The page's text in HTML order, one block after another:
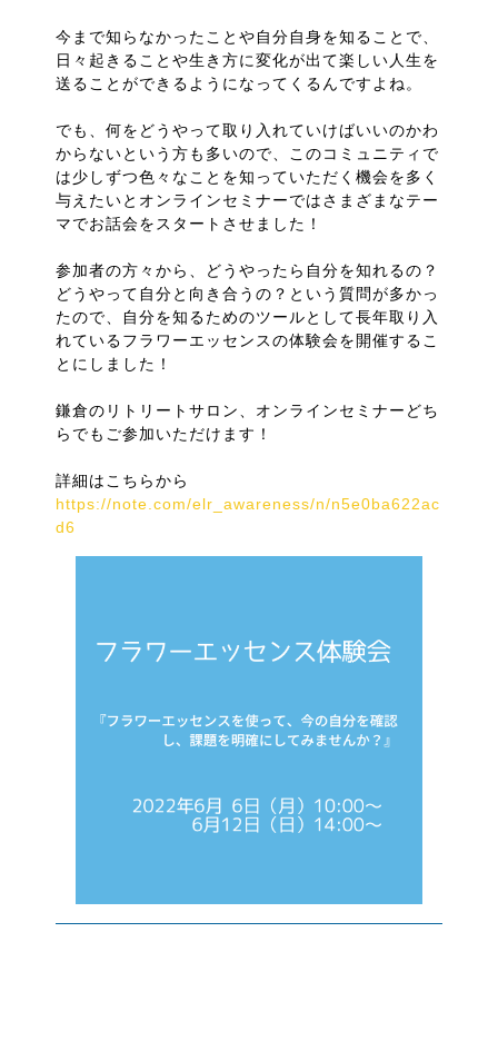
今まで知らなかったことや自分自身を知ることで、
日々起きることや生き方に変化が出て楽しい人生を
送ることができるようになってくるんですよね。
でも、何をどうやって取り入れていけばいいのかわ
からないという方も多いので、このコミュニティで
は少しずつ色々なことを知っていただく機会を多く
与えたいとオンラインセミナーではさまざまなテー
マでお話会をスタートさせました！
参加者の方々から、どうやったら自分を知れるの？
どうやって自分と向き合うの？という質問が多かっ
たので、自分を知るためのツールとして長年取り入
れているフラワーエッセンスの体験会を開催するこ
とにしました！
鎌倉のリトリートサロン、オンラインセミナーどち
らでもご参加いただけます！
詳細はこちらから
https://note.com/elr_awareness/n/n5e0ba622ac
d6